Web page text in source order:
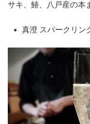
サキ、鰆、八戸産の本
真澄 スパークリン